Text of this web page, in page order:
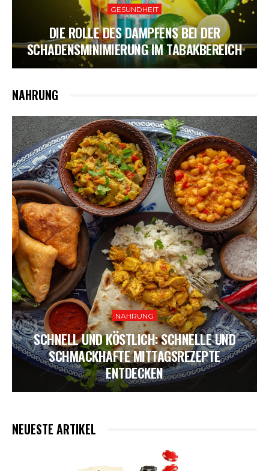
GESUNDHEIT
DIE ROLLE DES DAMPFENS BEI DER
SCHADENSMINIMIERUNG IM TABAKBEREICH
NAHRUNG
NAHRUNG
SCHNELL UND KÖSTLICH: SCHNELLE UND
SCHMACKHAFTE MITTAGSREZEPTE
ENTDECKEN
NEUESTE ARTIKEL